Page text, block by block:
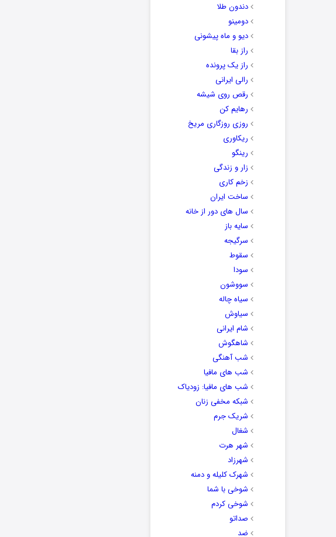
دندون طلا
دومینو
دیو و ماه پیشونی
راز بقا
راز یک پرونده
رالی ایرانی
رقص روی شیشه
رهایم کن
روزی روزگاری مریخ
ریکاوری
رینگو
زار و زندگی
زخم کاری
ساخت ایران
سال های دور از خانه
سایه باز
سرگیجه
سقوط
سودا
سووشون
سیاه چاله
سیاوش
شام ایرانی
شاهگوش
شب آهنگی
شب های مافیا
شب های مافیا: زودیاک
شبکه مخفی زنان
شریک جرم
شغال
شهر هرت
شهرزاد
شهرک کلیله و دمنه
شوخی با شما
شوخی کردم
صداتو
ضد